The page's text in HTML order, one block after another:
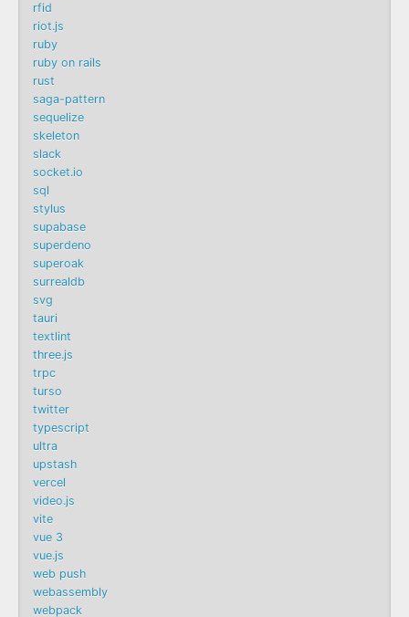
rfid
riot.js
ruby
ruby on rails
rust
saga-pattern
sequelize
skeleton
slack
socket.io
sql
stylus
supabase
superdeno
superoak
surrealdb
svg
tauri
textlint
three.js
trpc
turso
twitter
typescript
ultra
upstash
vercel
video.js
vite
vue 3
vue.js
web push
webassembly
webpack